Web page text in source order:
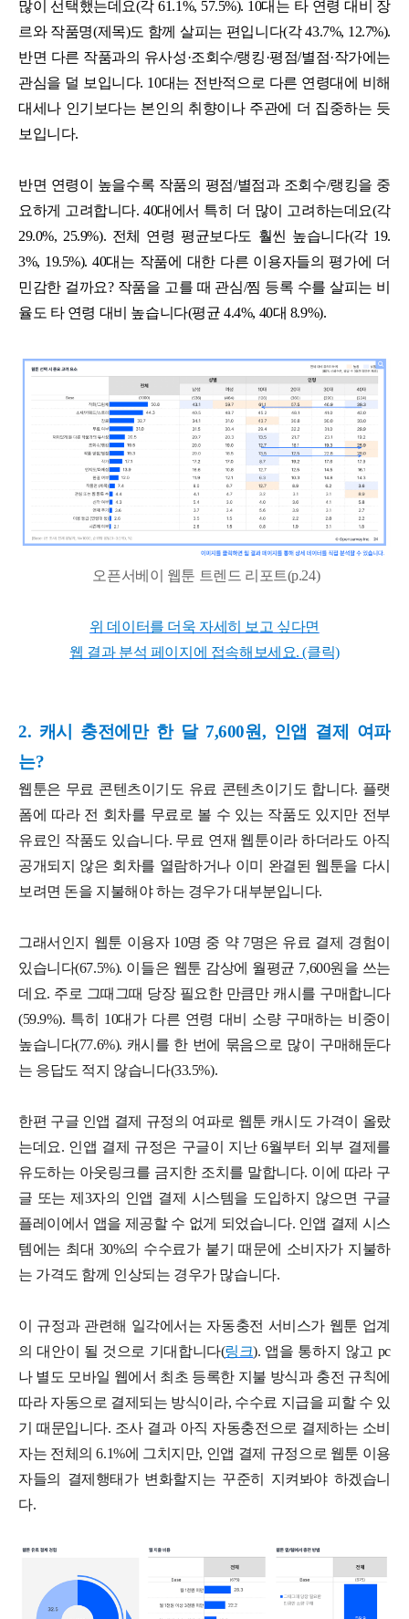
많이 선택했는데요(각 61.1%, 57.5%). 10대는 타 연령 대비 장
르와 작품명(제목)도 함께 살피는 편입니다(각 43.7%, 12.7%).
반면 다른 작품과의 유사성·조회수/랭킹·평점/별점·작가에는
관심을 덜 보입니다. 10대는 전반적으로 다른 연령대에 비해
대세나 인기보다는 본인의 취향이나 주관에 더 집중하는 듯
보입니다.
반면 연령이 높을수록 작품의 평점/별점과 조회수/랭킹을 중
요하게 고려합니다. 40대에서 특히 더 많이 고려하는데요(각
29.0%, 25.9%). 전체 연령 평균보다도 훨씬 높습니다(각 19.
3%, 19.5%). 40대는 작품에 대한 다른 이용자들의 평가에 더
민감한 걸까요? 작품을 고를 때 관심/찜 등록 수를 살피는 비
율도 타 연령 대비 높습니다(평균 4.4%, 40대 8.9%).
오픈서베이 웹툰 트렌드 리포트(p.24)
위 데이터를 더욱 자세히 보고 싶다면
웹 결과 분석 페이지에 접속해보세요. (클릭)
2. 캐시 충전에만 한 달 7,600원, 인앱 결제 여파
는?
웹툰은 무료 콘텐츠이기도 유료 콘텐츠이기도 합니다. 플랫
폼에 따라 전 회차를 무료로 볼 수 있는 작품도 있지만 전부
유료인 작품도 있습니다. 무료 연재 웹툰이라 하더라도 아직
공개되지 않은 회차를 열람하거나 이미 완결된 웹툰을 다시
보려면 돈을 지불해야 하는 경우가 대부분입니다.
그래서인지 웹툰 이용자 10명 중 약 7명은 유료 결제 경험이
있습니다(67.5%). 이들은 웹툰 감상에 월평균 7,600원을 쓰는
데요. 주로 그때그때 당장 필요한 만큼만 캐시를 구매합니다
(59.9%). 특히 10대가 다른 연령 대비 소량 구매하는 비중이
높습니다(77.6%). 캐시를 한 번에 묶음으로 많이 구매해둔다
는 응답도 적지 않습니다(33.5%).
한편 구글 인앱 결제 규정의 여파로 웹툰 캐시도 가격이 올랐
는데요. 인앱 결제 규정은 구글이 지난 6월부터 외부 결제를
유도하는 아웃링크를 금지한 조치를 말합니다. 이에 따라 구
글 또는 제3자의 인앱 결제 시스템을 도입하지 않으면 구글
플레이에서 앱을 제공할 수 없게 되었습니다. 인앱 결제 시스
템에는 최대 30%의 수수료가 붙기 때문에 소비자가 지불하
는 가격도 함께 인상되는 경우가 많습니다.
이 규정과 관련해 일각에서는 자동충전 서비스가 웹툰 업계
의 대안이 될 것으로 기대합니다(링크). 앱을 통하지 않고 pc
나 별도 모바일 웹에서 최초 등록한 지불 방식과 충전 규칙에
따라 자동으로 결제되는 방식이라, 수수료 지급을 피할 수 있
기 때문입니다. 조사 결과 아직 자동충전으로 결제하는 소비
자는 전체의 6.1%에 그치지만, 인앱 결제 규정으로 웹툰 이용
자들의 결제행태가 변화할지는 꾸준히 지켜봐야 하겠습니
다.